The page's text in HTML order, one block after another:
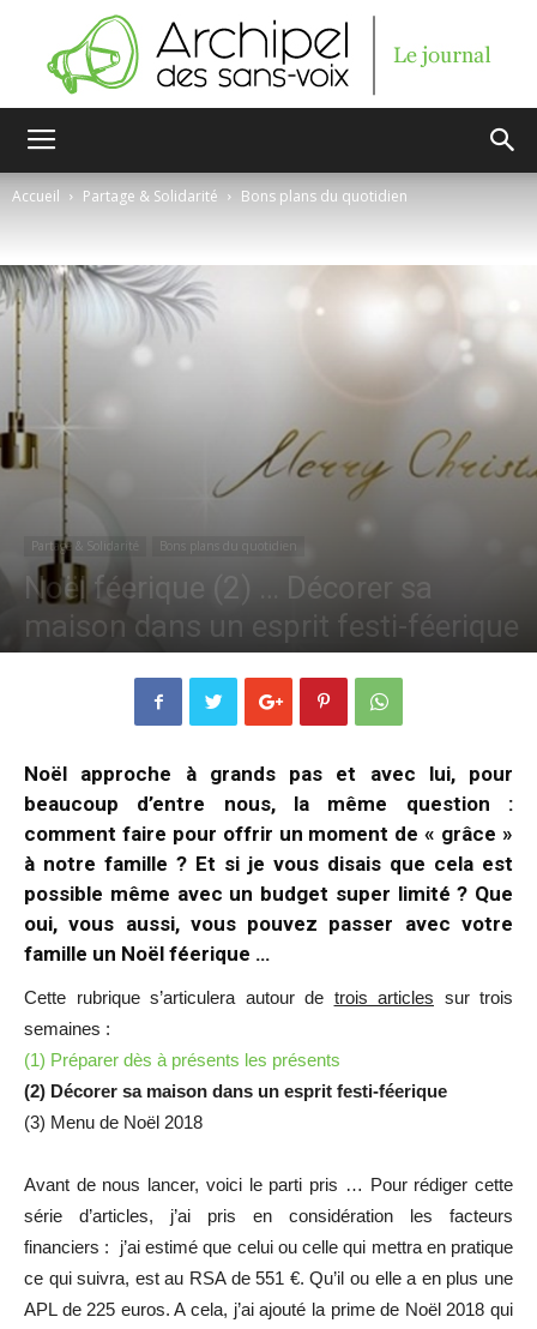
voix
Accueil Partage & Solidarité Bons plans du quotidien
Partage & Solidarité Bons plans du quotidien
Noël féerique (2) … Décorer sa
maison dans un esprit festi-féerique
Noël approche à grands pas et avec lui, pour
beaucoup d’entre nous, la même question :
comment faire pour offrir un moment de « grâce »
à notre famille ? Et si je vous disais que cela est
possible même avec un budget super limité ? Que
oui, vous aussi, vous pouvez passer avec votre
famille un Noël féerique …
Cette rubrique s’articulera autour de trois articles sur trois
semaines :
(1) Préparer dès à présents les présents
(2) Décorer sa maison dans un esprit festi-féerique
(3) Menu de Noël 2018
Avant de nous lancer, voici le parti pris … Pour rédiger cette
série d’articles, j’ai pris en considération les facteurs
financiers : j’ai estimé que celui ou celle qui mettra en pratique
ce qui suivra, est au RSA de 551 €. Qu’il ou elle a en plus une
APL de 225 euros. A cela, j’ai ajouté la prime de Noël 2018 qui